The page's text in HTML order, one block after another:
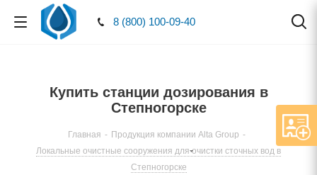
8 (800) 100-09-40
Купить станции дозирования в
Степногорске
Главная - Продукция компании Alta Group -
Локальные очистные сооружения для очистки сточных вод в
Степногорске